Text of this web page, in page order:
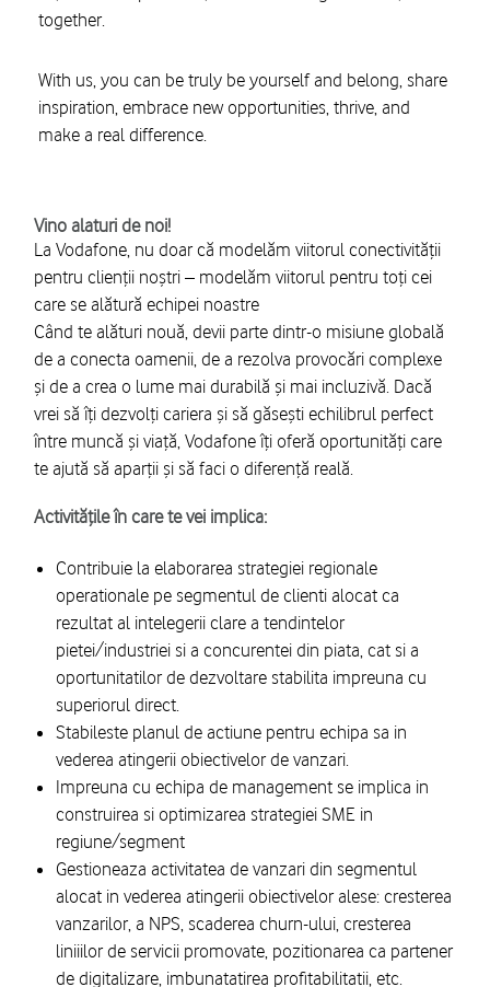
together.
With us, you can be truly be yourself and belong, share
inspiration, embrace new opportunities, thrive, and
make a real difference.
Vino alaturi de noi!
La Vodafone, nu doar că modelăm viitorul conectivității
pentru clienții noștri – modelăm viitorul pentru toți cei
care se alătură echipei noastre
Când te alături nouă, devii parte dintr-o misiune globală
de a conecta oamenii, de a rezolva provocări complexe
și de a crea o lume mai durabilă și mai incluzivă. Dacă
vrei să îți dezvolți cariera și să găsești echilibrul perfect
între muncă și viață, Vodafone îți oferă oportunități care
te ajută să aparții și să faci o diferență reală.
Activitățile în care te vei implica:
Contribuie la elaborarea strategiei regionale
operationale pe segmentul de clienti alocat ca
rezultat al intelegerii clare a tendintelor
pietei/industriei si a concurentei din piata, cat si a
oportunitatilor de dezvoltare stabilita impreuna cu
superiorul direct.
Stabileste planul de actiune pentru echipa sa in
vederea atingerii obiectivelor de vanzari.
Impreuna cu echipa de management se implica in
construirea si optimizarea strategiei SME in
regiune/segment
Gestioneaza activitatea de vanzari din segmentul
alocat in vederea atingerii obiectivelor alese: cresterea
vanzarilor, a NPS, scaderea churn-ului, cresterea
liniiilor de servicii promovate, pozitionarea ca partener
de digitalizare, imbunatatirea profitabilitatii, etc.